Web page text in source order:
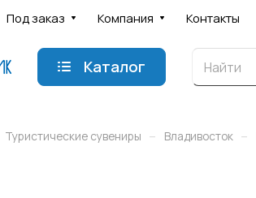
Под заказ Компания Контакты
Каталог
Туристические сувениры – Владивосток –